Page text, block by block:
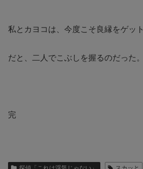
私とカヨコは、今度こそ良縁をゲット
だと、二人でこぶしを握るのだった。
完